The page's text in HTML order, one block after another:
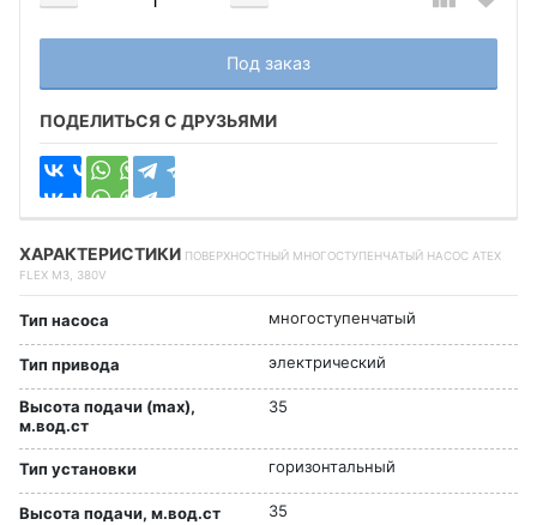
Добавляется...
Под заказ
Добавлен
ПОДЕЛИТЬСЯ С ДРУЗЬЯМИ
ХАРАКТЕРИСТИКИ ПОВЕРХНОСТНЫЙ МНОГОСТУПЕНЧАТЫЙ НАСОС ATEX
FLEX M3, 380V
Тип насоса многоступенчатый
Тип привода электрический
Высота подачи (max),
м.вод.ст
35
Тип установки горизонтальный
Высота подачи, м.вод.ст 35